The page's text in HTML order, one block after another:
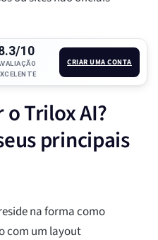
10
CRIAR UMA CONTA
Trilox AI?
principais
na forma como
com um layout